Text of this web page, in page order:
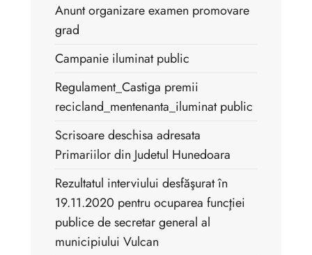
Anunt organizare examen promovare
grad
Campanie iluminat public
Regulament_Castiga premii
recicland_mentenanta_iluminat public
Scrisoare deschisa adresata
Primariilor din Judetul Hunedoara
Rezultatul interviului desfăşurat în
19.11.2020 pentru ocuparea funcţiei
publice de secretar general al
municipiului Vulcan